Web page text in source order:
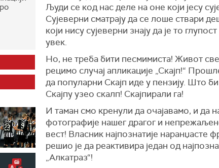
Људи се код нас деле на оне који јесу
Сујеверни сматрају да се лоше ствари
који нису сујеверни знају да је то
увек.
Но, не треба бити песмимиста! Живот
рецимо случај апликације „Скајп!“
да популарни Скајп иде у пензију. Што
Скајпу узео скалп! Скајпирали га!
И таман смо кренули да очајавамо, и да
фотографије нашег драгог и
вест! Власник најпознатије наранџасте
решио је да реактивира један од
„Алкатраз“!